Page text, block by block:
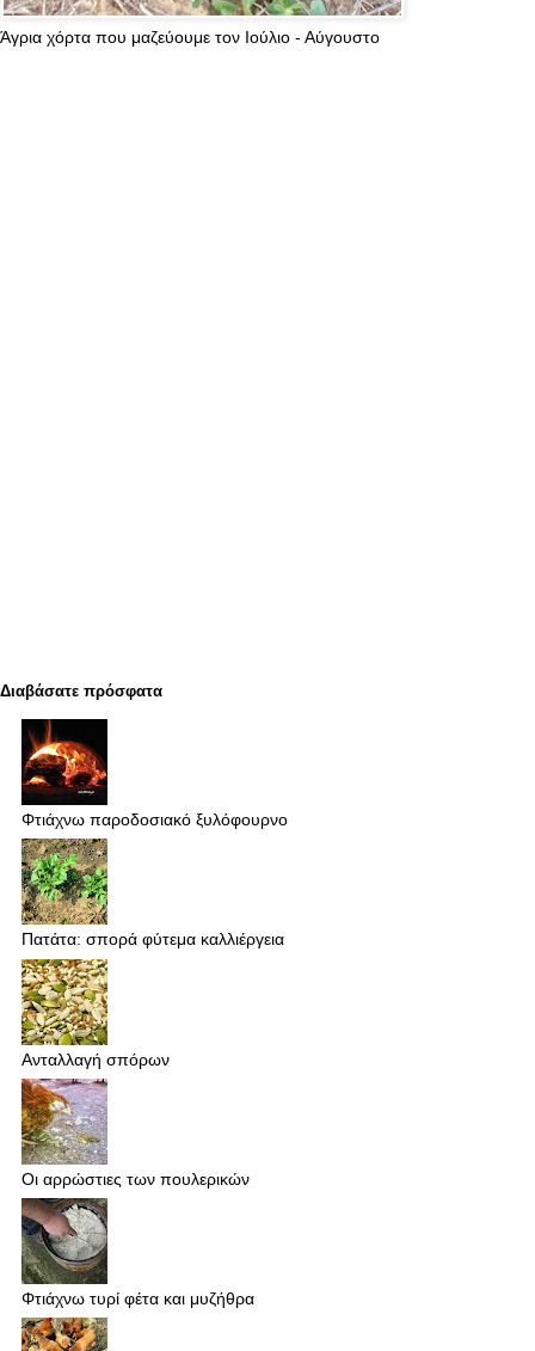
Άγρια χόρτα που μαζεύουμε τον Ιούλιο - Αύγουστο
Διαβάσατε πρόσφατα
Φτιάχνω παροδοσιακό ξυλόφουρνο
Πατάτα: σπορά φύτεμα καλλιέργεια
Ανταλλαγή σπόρων
Οι αρρώστιες των πουλερικών
Φτιάχνω τυρί φέτα και μυζήθρα